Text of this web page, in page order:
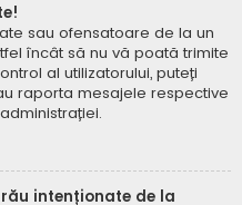
sau ofensatoare de la un
încât să nu vă poată trimite
al utilizatorului, puteți
raporta mesajele respective
intenționate de la